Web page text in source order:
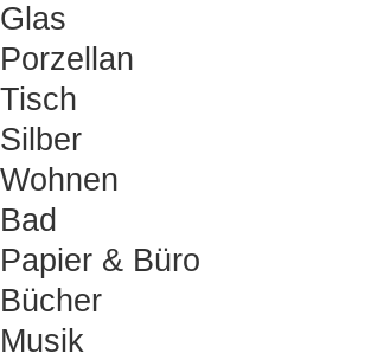
Glas
Porzellan
Tisch
Silber
Wohnen
Bad
Papier & Büro
Bücher
Musik